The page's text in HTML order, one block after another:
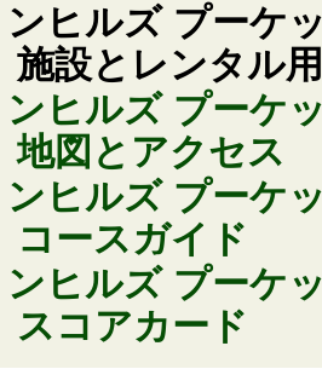
ンヒルズ プーケ
施設とレンタル
ンヒルズ プーケ
地図とアクセス
ンヒルズ プーケ
コースガイド
ンヒルズ プーケ
スコアカード